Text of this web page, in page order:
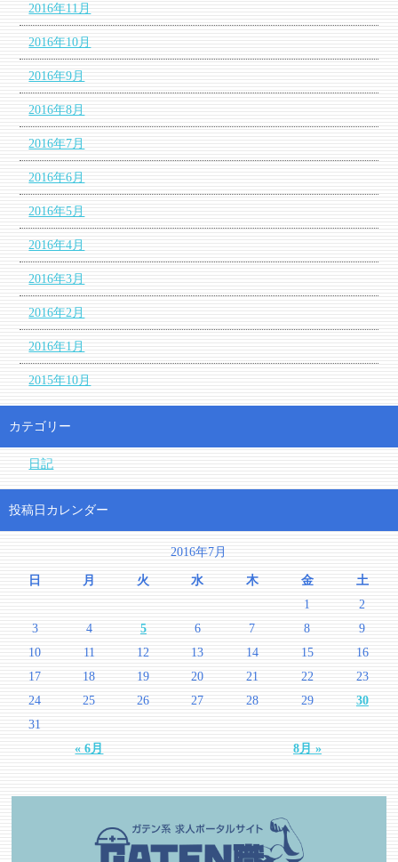
2016年11月
2016年10月
2016年9月
2016年8月
2016年7月
2016年6月
2016年5月
2016年4月
2016年3月
2016年2月
2016年1月
2015年10月
カテゴリー
日記
投稿日カレンダー
2016年7月
日 月 火 水 木 金 土
« 6月 8月 »
1
2
3
4 5 6 7 8
9
10
11 12 13 14 15
16
17
18 19 20 21 22
23
24
25 26 27 28 29
30
31